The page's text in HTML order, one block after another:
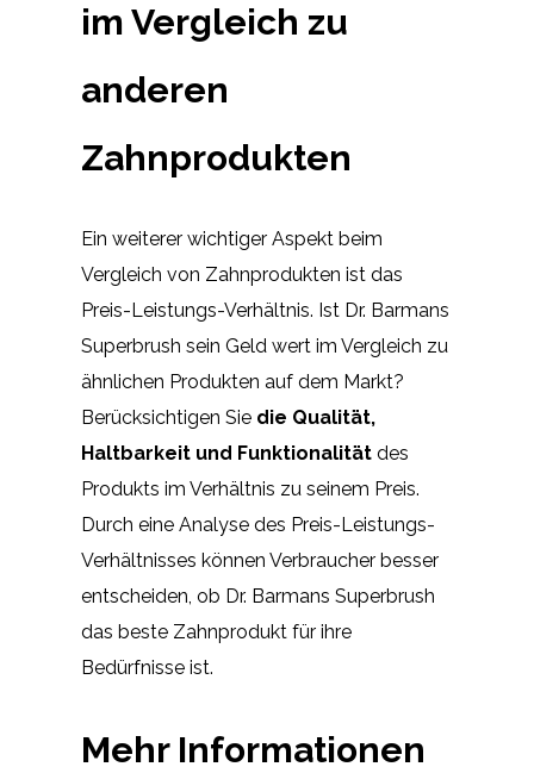
im Vergleich zu
anderen
Zahnprodukten
Ein weiterer wichtiger Aspekt beim
Vergleich von Zahnprodukten ist das
Preis-Leistungs-Verhältnis. Ist Dr. Barmans
Superbrush sein Geld wert im Vergleich zu
ähnlichen Produkten auf dem Markt?
Berücksichtigen Sie die Qualität,
Haltbarkeit und Funktionalität des
Produkts im Verhältnis zu seinem Preis.
Durch eine Analyse des Preis-Leistungs-
Verhältnisses können Verbraucher besser
entscheiden, ob Dr. Barmans Superbrush
das beste Zahnprodukt für ihre
Bedürfnisse ist.
Mehr Informationen